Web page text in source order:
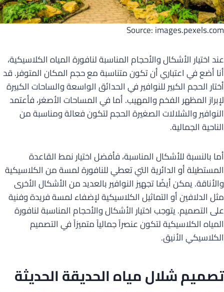
Source: images.pexels.com
عند اختيار الأشكال والأحجام المناسبة لنافورة المياه الكلاسيكية،
أنا أضع في اعتباري أن تكون متناسبة مع حجم المكان المتوفر. قد
أختار الحجم الكبير للنوافير في الحدائق الواسعة والساحات الكبيرة
لإبراز المظهر الفخم والمهيب. أما في المساحات الأصغر، فأعتمد
النوافير والشلالات الصغيرة الحجم لتكون فعالة ومناسبة من
الناحية الجمالية.
أما بالنسبة للأشكال المناسبة، فأفضل اختيار نمط القاعدة
المستطيلة أو الدائرية التي تعطي للنافورة لمسة من الكلاسيكية
والأناقة. يمكن أيضًا تجهيز النوافير بالعديد من الأشكال الأخرى
مثل الدلافين أو التماثيل الكلاسيكية لإضفاء لمسة فريدة وفنية
على التصميم. يتوجب اختيار الأشكال والأحجام المناسبة لنافورة
المياه الكلاسيكية لتكون عنصراً جمالياً متميزاً في التصميم
الكلاسيكي الأنيق.
تصميم شلال مياه الحديقة الحديثة